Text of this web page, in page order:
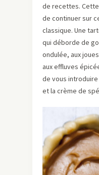
de recettes.
de continuer sur
classique. Une
qui déborde de
ondulée, aux
aux effluves
de vous
et la crème de